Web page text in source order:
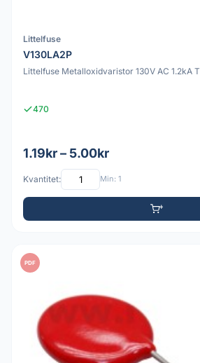
Littelfuse
V130LA2P
Littelfuse Metalloxidvaristor 130V AC 1.2kA
470
1.19kr – 5.00kr
Kvantitet: Min: 1
PDF